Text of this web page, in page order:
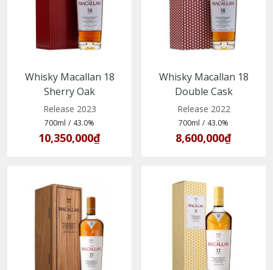
Whisky Macallan 18
Sherry Oak
(5010719187003)
Release 2023
700ml / 43.0%
10,350,000₫
Whisky Macallan 18
Double Cask
(5010314309862)
Release 2022
700ml / 43.0%
8,600,000₫